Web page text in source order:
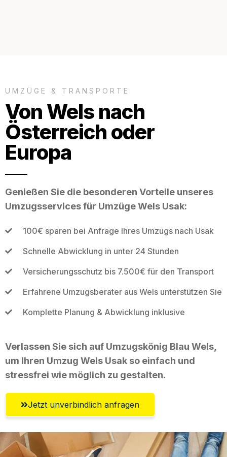
UMZÜGE & TRANSPORTE
Von Wels nach
Österreich oder
Europa
Genießen Sie die besonderen Vorteile unseres
Umzugsservices für Umzüge Wels Usak:
100€ sparen bei Anfrage Ihres Umzugs nach Usak
Schnelle Abwicklung in unter 24 Stunden
Versicherungsschutz bis 7.500€ für den Transport
Erfahrene Umzugsberater aus Wels unterstützen Sie
Komplette Planung & Abwicklung inklusive
Verlassen Sie sich auf Umzugskönig Blau Wels,
um Ihren Umzug Wels Usak so einfach und
stressfrei wie möglich zu gestalten.
Jetzt unverbindlich anfragen